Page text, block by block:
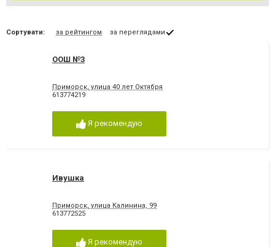
Сортувати: за рейтингом за переглядами
ООШ №3
Приморск, улица 40 лет Октября
613774219
Я рекомендую
Ивушка
Приморск, улица Калинина, 99
613772525
Я рекомендую